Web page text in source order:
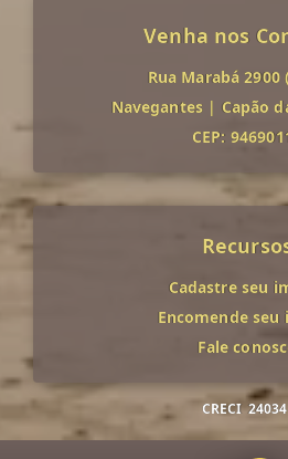
Venha nos
Rua Marabá 2900
Navegantes | Capão
CEP:
Cadastre seu
Encomende seu
Fale
CRECI 24034